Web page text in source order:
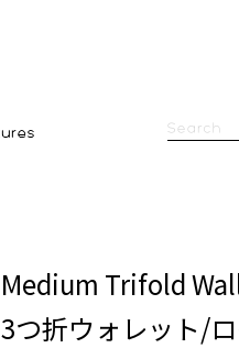
Medium Trifold
3つ折ウォレット/